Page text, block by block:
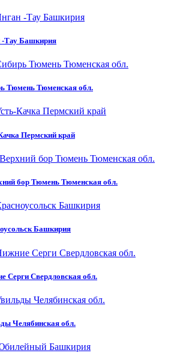
-Тау Башкирия
Тюмень Тюменская обл.
Пермский край
бор Тюмень Тюменская обл.
Башкирия
Серги Свердловская обл.
Челябинская обл.